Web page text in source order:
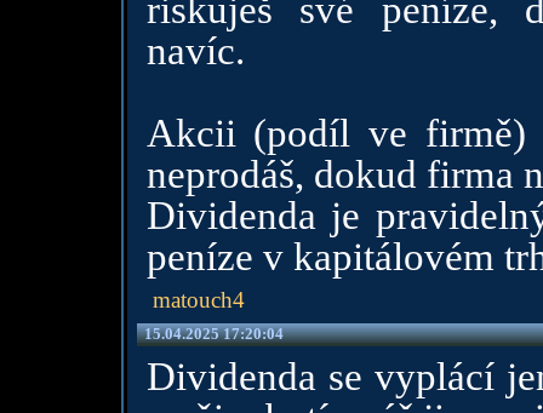
riskuješ své peníze,
navíc.
Akcii (podíl ve firmě)
neprodáš, dokud firma
Dividenda je
peníze v kapitálovém
matouch4
15.04.2025 17:20:04
Dividenda se vyplácí